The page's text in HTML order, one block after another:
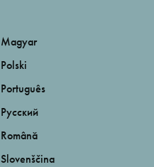
Magyar
Polski
Português
Русский
Română
Slovenščina